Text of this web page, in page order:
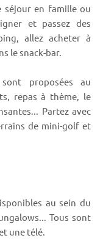
séjour en famille ou
et passez des
allez acheter à
le snack-bar.
proposées au
repas à thème, le
Partez avec
de mini-golf et
au sein du
Tous sont
une télé.